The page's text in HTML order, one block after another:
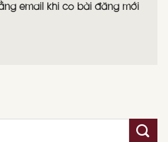
email khi có bài đăng mới